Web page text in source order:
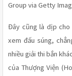
Group via Getty
Đây cũng là dịp cho
xem đấu súng,
nhiều giải thi bắn
của Thượng Viện